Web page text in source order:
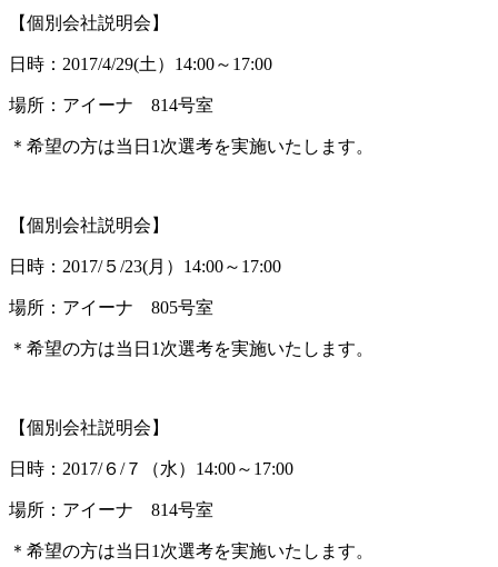
【個別会社説明会】
日時：2017/4/29(土）14:00～17:00
場所：アイーナ 814号室
＊希望の方は当日1次選考を実施いたします。
【個別会社説明会】
日時：2017/５/23(月）14:00～17:00
場所：アイーナ 805号室
＊希望の方は当日1次選考を実施いたします。
【個別会社説明会】
日時：2017/６/７（水）14:00～17:00
場所：アイーナ 814号室
＊希望の方は当日1次選考を実施いたします。